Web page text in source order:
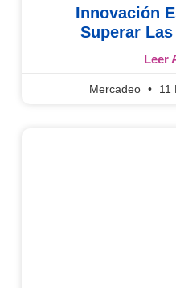
Innovación
Superar
Leer
Mercadeo 11